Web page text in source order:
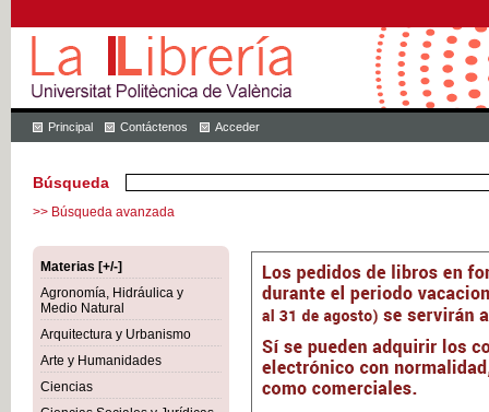
Principal Contáctenos Acceder
Búsqueda
>> Búsqueda avanzada
Materias [+/-]
Agronomía, Hidráulica y
Medio Natural
Arquitectura y Urbanismo
Arte y Humanidades
Ciencias